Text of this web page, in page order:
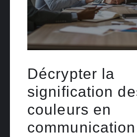
Décrypter la
signification
couleurs en